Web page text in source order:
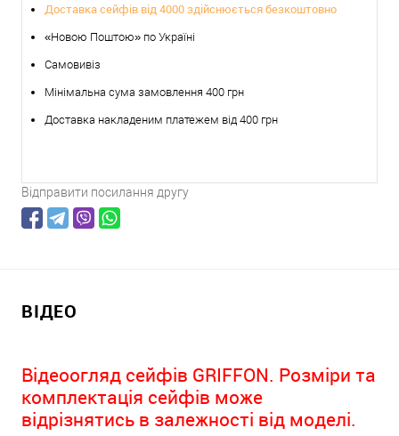
Доставка сейфів від 4000 здійснюється безкоштовно
«Новою Поштою» по Україні
Самовивіз
Мінімальна сума замовлення 400 грн
Доставка накладеним платежем від 400 грн
Відправити посилання другу
ВІДЕО
Відеоогляд сейфів GRIFFON. Розміри та
комплектація сейфів може
відрізнятись в залежності від моделі.